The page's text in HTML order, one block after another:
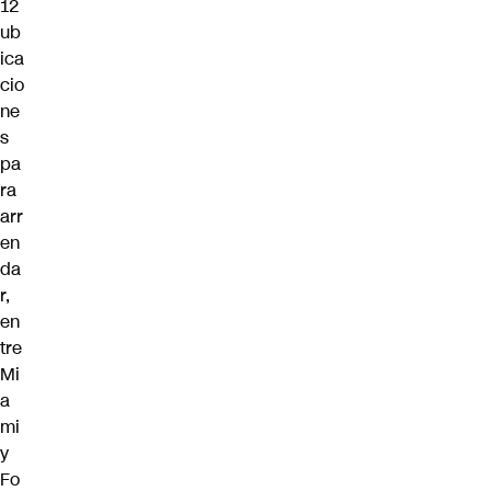
12
ub
ica
cio
ne
s
pa
ra
arr
en
da
r,
en
tre
Mi
a
mi
y
Fo